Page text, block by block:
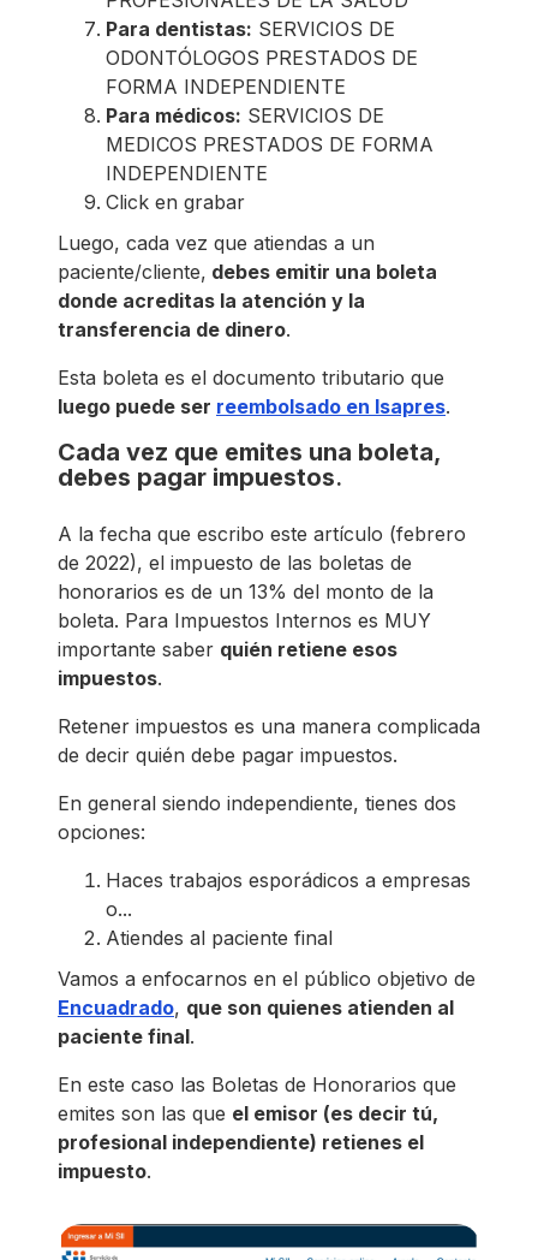
Para dentistas: SERVICIOS DE
ODONTÓLOGOS PRESTADOS DE
FORMA INDEPENDIENTE
Para médicos: SERVICIOS DE
MEDICOS PRESTADOS DE FORMA
INDEPENDIENTE
Click en grabar
Luego, cada vez que atiendas a un
paciente/cliente, debes emitir una boleta
donde acreditas la atención y la
transferencia de dinero.
Esta boleta es el documento tributario que
luego puede ser reembolsado en Isapres.
Cada vez que emites una boleta,
debes pagar impuestos.
A la fecha que escribo este artículo (febrero
de 2022), el impuesto de las boletas de
honorarios es de un 13% del monto de la
boleta. Para Impuestos Internos es MUY
importante saber quién retiene esos
impuestos.
Retener impuestos es una manera complicada
de decir quién debe pagar impuestos.
En general siendo independiente, tienes dos
opciones:
Haces trabajos esporádicos a empresas
o...
Atiendes al paciente final
Vamos a enfocarnos en el público objetivo de
Encuadrado, que son quienes atienden al
paciente final.
En este caso las Boletas de Honorarios que
emites son las que el emisor (es decir tú,
profesional independiente) retienes el
impuesto.